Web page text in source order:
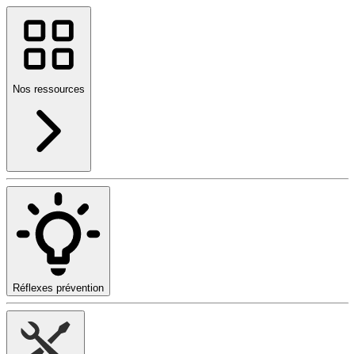
Nos ressources
Réflexes prévention